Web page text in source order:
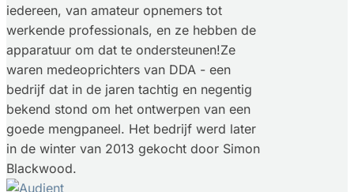
iedereen, van amateur opnemers tot
werkende professionals, en ze hebben de
apparatuur om dat te ondersteunen!Ze
waren medeoprichters van DDA - een
bedrijf dat in de jaren tachtig en negentig
bekend stond om het ontwerpen van een
goede mengpaneel. Het bedrijf werd later
in de winter van 2013 gekocht door Simon
Blackwood.